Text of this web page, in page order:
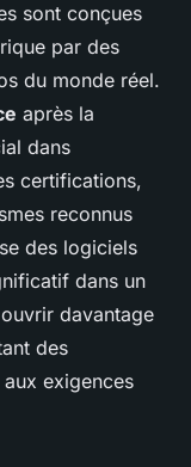
sont conçues
par des
du monde réel.
après la
dans
certifications,
reconnus
des logiciels
dans un
davantage
des
exigences